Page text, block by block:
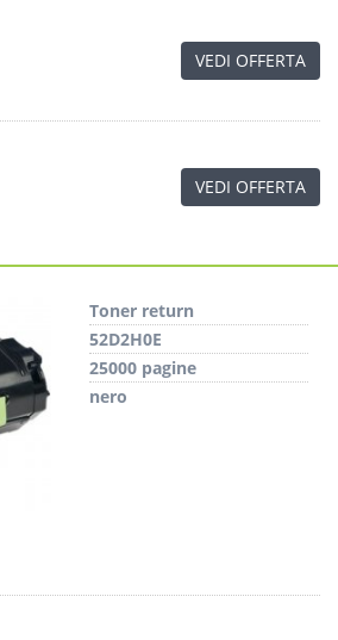
VEDI OFFERTA
VEDI OFFERTA
Toner return
52D2H0E
25000 pagine
nero